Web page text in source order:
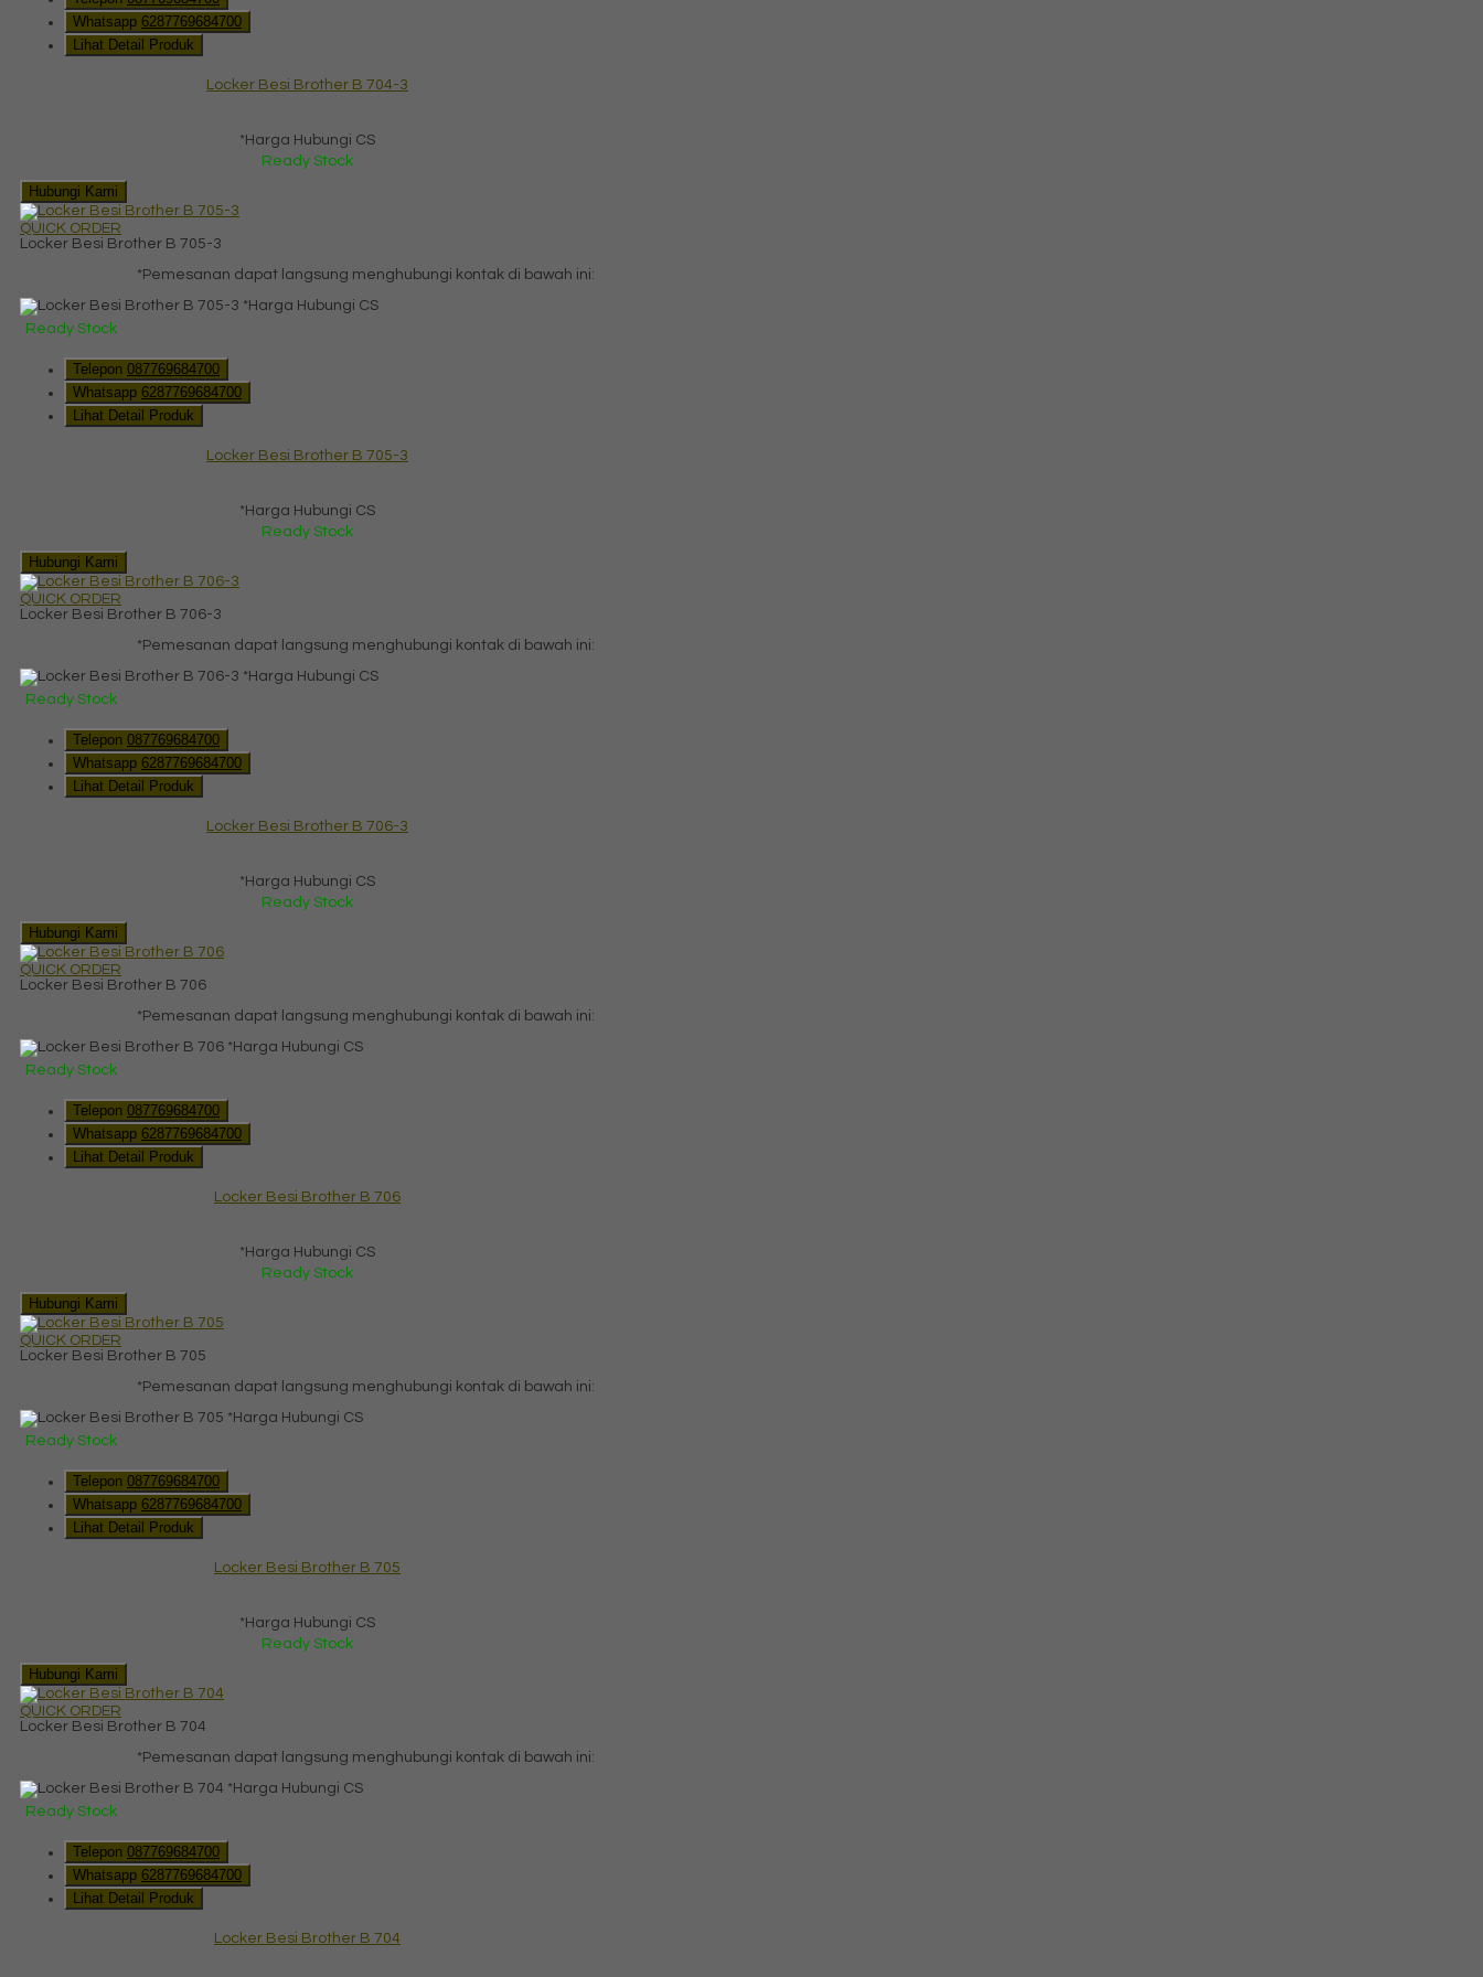
Whatsapp 6287769684700
Lihat Detail Produk
Locker Besi Brother B 704-3
*Harga Hubungi CS
Ready Stock
Hubungi Kami
QUICK ORDER
Locker Besi Brother B 705-3
*Pemesanan dapat langsung menghubungi kontak di bawah ini:
*Harga Hubungi CS
Ready Stock
Telepon 087769684700
Whatsapp 6287769684700
Lihat Detail Produk
Locker Besi Brother B 705-3
*Harga Hubungi CS
Ready Stock
Hubungi Kami
QUICK ORDER
Locker Besi Brother B 706-3
*Pemesanan dapat langsung menghubungi kontak di bawah ini:
*Harga Hubungi CS
Ready Stock
Telepon 087769684700
Whatsapp 6287769684700
Lihat Detail Produk
Locker Besi Brother B 706-3
*Harga Hubungi CS
Ready Stock
Hubungi Kami
QUICK ORDER
Locker Besi Brother B 706
*Pemesanan dapat langsung menghubungi kontak di bawah ini:
*Harga Hubungi CS
Ready Stock
Telepon 087769684700
Whatsapp 6287769684700
Lihat Detail Produk
Locker Besi Brother B 706
*Harga Hubungi CS
Ready Stock
Hubungi Kami
QUICK ORDER
Locker Besi Brother B 705
*Pemesanan dapat langsung menghubungi kontak di bawah ini:
*Harga Hubungi CS
Ready Stock
Telepon 087769684700
Whatsapp 6287769684700
Lihat Detail Produk
Locker Besi Brother B 705
*Harga Hubungi CS
Ready Stock
Hubungi Kami
QUICK ORDER
Locker Besi Brother B 704
*Pemesanan dapat langsung menghubungi kontak di bawah ini:
*Harga Hubungi CS
Ready Stock
Telepon 087769684700
Whatsapp 6287769684700
Lihat Detail Produk
Locker Besi Brother B 704